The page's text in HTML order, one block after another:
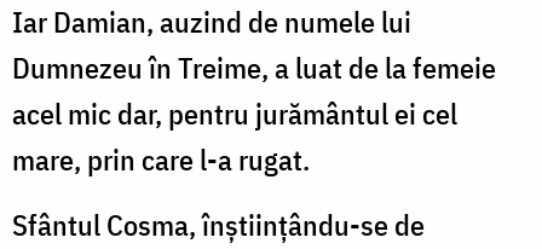
Iar Damian, auzind de numele lui
Dumnezeu în Treime, a luat de la femeie
acel mic dar, pentru jurământul ei cel
mare, prin care l-a rugat.
Sfântul Cosma, înștiințându-se de